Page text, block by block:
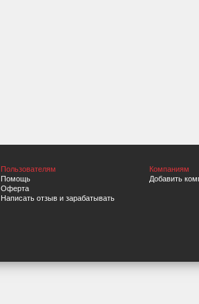
Пользователям
Помощь
Оферта
Написать отзыв и зарабатывать
Компаниям
Добавить